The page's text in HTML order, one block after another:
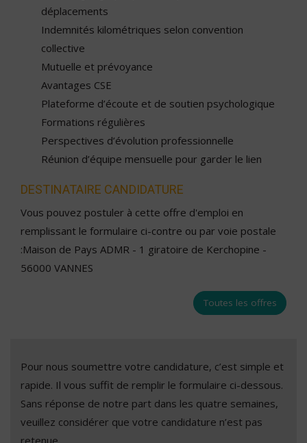
déplacements
Indemnités kilométriques selon convention
collective
Mutuelle et prévoyance
Avantages CSE
Plateforme d’écoute et de soutien psychologique
Formations régulières
Perspectives d’évolution professionnelle
Réunion d’équipe mensuelle pour garder le lien
DESTINATAIRE CANDIDATURE
Vous pouvez postuler à cette offre d'emploi en
remplissant le formulaire ci-contre ou par voie postale
:Maison de Pays ADMR - 1 giratoire de Kerchopine -
56000 VANNES
Toutes les offres
Pour nous soumettre votre candidature, c’est simple et
rapide. Il vous suffit de remplir le formulaire ci-dessous.
Sans réponse de notre part dans les quatre semaines,
veuillez considérer que votre candidature n’est pas
retenue.